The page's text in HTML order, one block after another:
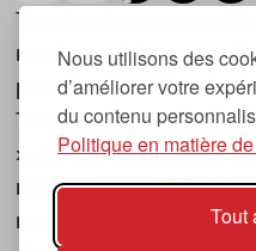
Nous utilisons des
d’améliorer votre
du contenu
Politique en matière
Tout
Tsugi est un mensuel
musique et les
première parution date
Tsugi en japonais
», ce qui correspond à
magazine, à l’affût
musicales, qu’elles